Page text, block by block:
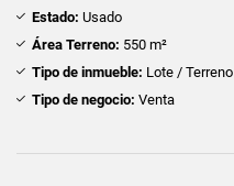
Estado: Usado
Área Terreno: 550 m²
Tipo de inmueble: Lote / Terreno
Tipo de negocio: Venta